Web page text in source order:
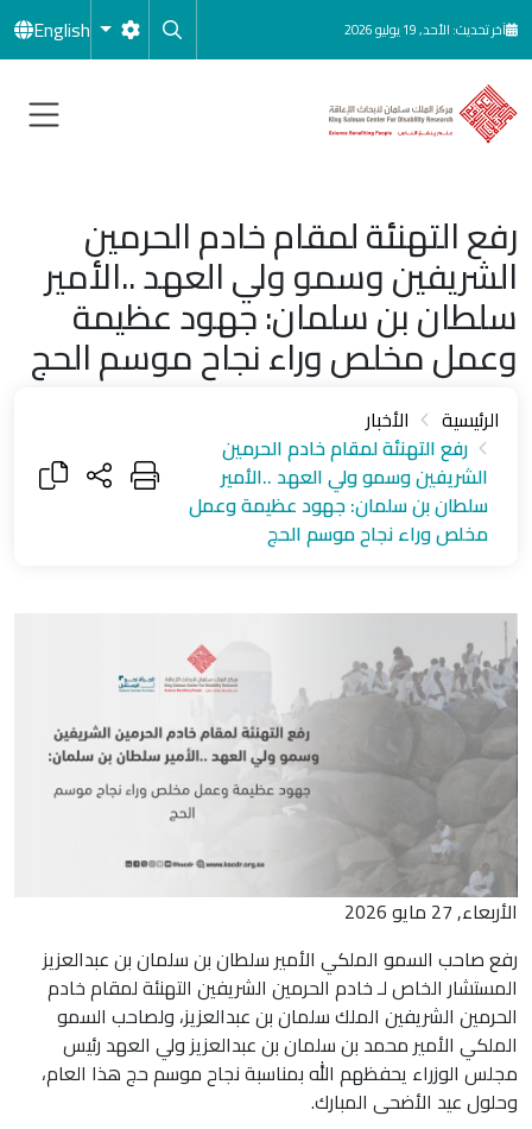
تجاوز إلى المحتوى الرئيسي
آخر تحديث: الأحد, 19 يوليو 2026 English
رفع التهنئة لمقام خادم الحرمين
الشريفين وسمو ولي العهد ..الأمير
سلطان بن سلمان: جهود عظيمة
وعمل مخلص وراء نجاح موسم الحج
الرئيسية
الأخبار
رفع التهنئة لمقام خادم الحرمين
الشريفين وسمو ولي العهد ..الأمير
سلطان بن سلمان: جهود عظيمة وعمل
مخلص وراء نجاح موسم الحج
الأربعاء, 27 مايو 2026
رفع صاحب السمو الملكي الأمير سلطان بن سلمان بن عبدالعزيز
المستشار الخاص لـ خادم الحرمين الشريفين التهنئة لمقام خادم
الحرمين الشريفين الملك سلمان بن عبدالعزيز، ولصاحب السمو
الملكي الأمير محمد بن سلمان بن عبدالعزيز ولي العهد رئيس
مجلس الوزراء يحفظهم الله بمناسبة نجاح موسم حج هذا العام،
وحلول عيد الأضحى المبارك.